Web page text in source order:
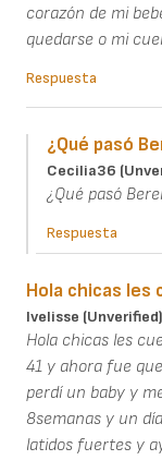
corazón de mi
quedarse o mi
Respuesta
¿Qué pasó
Cecilia36
¿Qué pasó
Respuesta
Hola chicas
Ivelisse (unverified)
Hola chicas les
41 y ahora fue
perdí un baby y
8semanas y un
latidos fuertes y